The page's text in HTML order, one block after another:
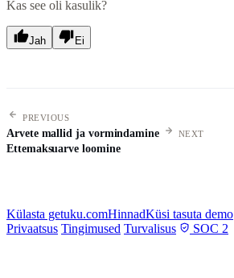
Kas see oli kasulik?
Jah Ei
PREVIOUS
Arvete mallid ja vormindamine NEXT
Ettemaksuarve loomine
Külasta getuku.comHinnadKüsi tasuta demo
Privaatsus Tingimused Turvalisus SOC 2